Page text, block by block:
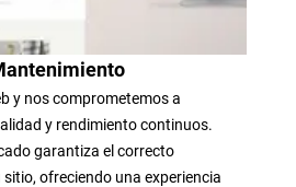
y nos comprometemos a
y rendimiento continuos.
garantiza el correcto
ofreciendo una experiencia